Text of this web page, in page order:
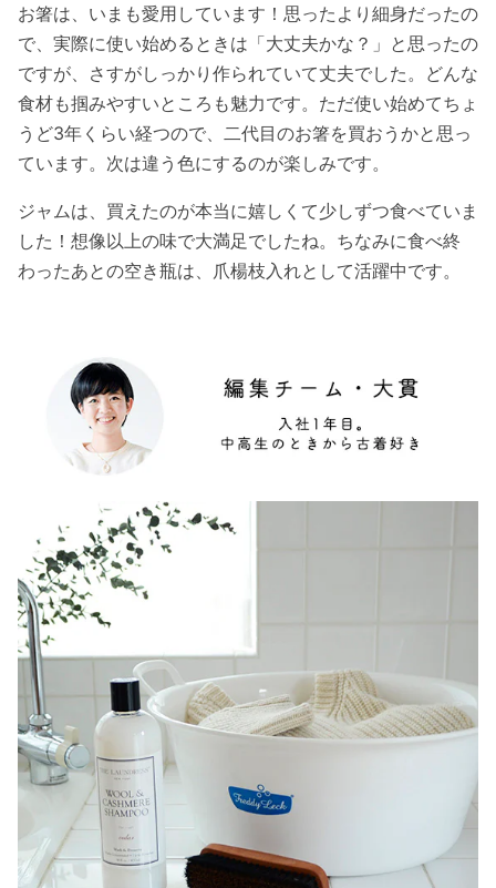
お箸は、いまも愛用しています！思ったより細身だったの
で、実際に使い始めるときは「大丈夫かな？」と思ったの
ですが、さすがしっかり作られていて丈夫でした。どんな
食材も掴みやすいところも魅力です。ただ使い始めてちょ
うど3年くらい経つので、二代目のお箸を買おうかと思っ
ています。次は違う色にするのが楽しみです。
ジャムは、買えたのが本当に嬉しくて少しずつ食べていま
した！想像以上の味で大満足でしたね。ちなみに食べ終
わったあとの空き瓶は、爪楊枝入れとして活躍中です。